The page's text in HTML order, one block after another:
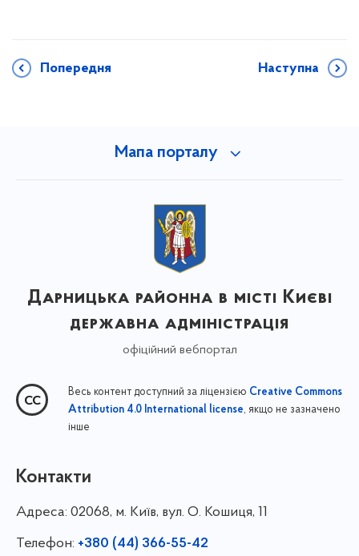
Попередня Наступна
Мапа порталу
Дарницька районна в місті Києві
державна адміністрація
офіційний вебпортал
Весь контент доступний за ліцензією Creative Commons
Attribution 4.0 International license, якщо не зазначено
інше
Контакти
Адреса: 02068, м. Київ, вул. О. Кошиця, 11
Телефон: +380 (44) 366-55-42